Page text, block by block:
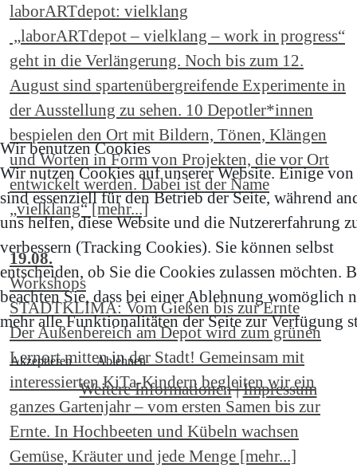
laborARTdepot: vielklang
„laborARTdepot – vielklang – work in progress“
geht in die Verlängerung. Noch bis zum 12.
August sind spartenübergreifende Experimente in
der Ausstellung zu sehen. 10 Depotler*innen
bespielen den Ort mit Bildern, Tönen, Klängen
und Worten in Form von Projekten, die vor Ort
entwickelt werden. Dabei ist der Name
„vielklang“ [mehr...]
19.08.
Workshops
STADTKLIMA: Vom Gießen bis zur Ernte
Der Außenbereich am Depot wird zum grünen
Lernort mitten in der Stadt! Gemeinsam mit
interessierten KiTa-Kindern begleiten wir ein
ganzes Gartenjahr – vom ersten Samen bis zur
Ernte. In Hochbeeten und Kübeln wachsen
Gemüse, Kräuter und jede Menge [mehr...]
Wir benutzen Cookies
Wir nutzen Cookies auf unserer Website. Einige
sind essenziell für den Betrieb der Seite, während
uns helfen, diese Website und die Nutzererfahrung
verbessern (Tracking Cookies). Sie können selbst
entscheiden, ob Sie die Cookies zulassen möchten.
beachten Sie, dass bei einer Ablehnung womöglich
mehr alle Funktionalitäten der Seite zur Verfügung
Akzeptieren Ablehnen
Weitere Informationen|Impressum